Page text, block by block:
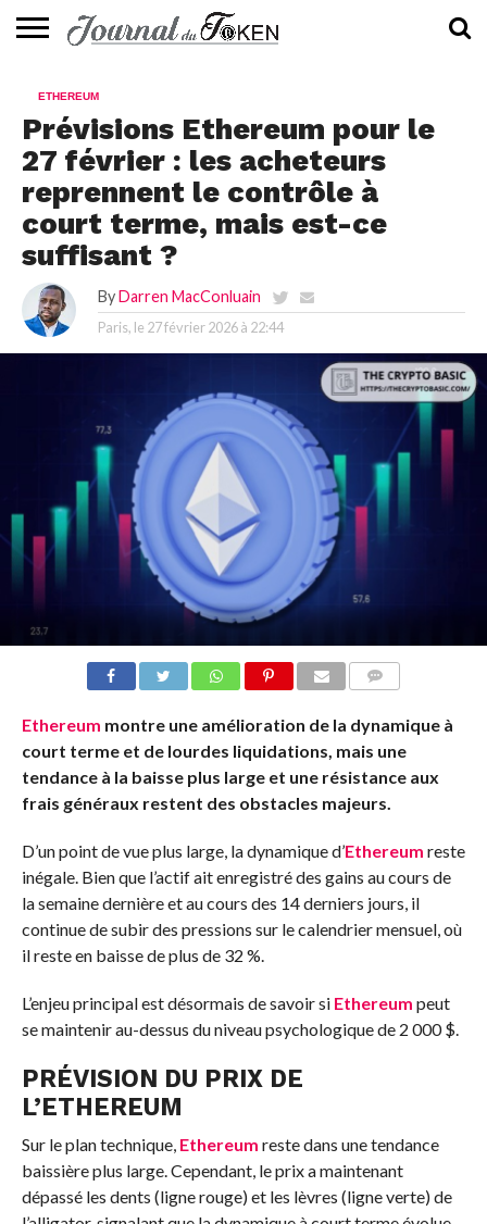
📰
EVALUATION
GUIDE
TENDANCES
À
CONTACTEZ-
ETHEREUM
Prévisions Ethereum pour le
27 février : les acheteurs
reprennent le contrôle à
court terme, mais est-ce
suffisant ?
By Darren MacConluain
Paris, le 27 février 2026 à 22:44
Ethereum montre une amélioration de la dynamique à
court terme et de lourdes liquidations, mais une
tendance à la baisse plus large et une résistance aux
frais généraux restent des obstacles majeurs.
D’un point de vue plus large, la dynamique d’Ethereum reste
inégale. Bien que l’actif ait enregistré des gains au cours de
la semaine dernière et au cours des 14 derniers jours, il
continue de subir des pressions sur le calendrier mensuel, où
il reste en baisse de plus de 32 %.
L’enjeu principal est désormais de savoir si Ethereum peut
se maintenir au-dessus du niveau psychologique de 2 000 $.
PRÉVISION DU PRIX DE
L’ETHEREUM
Sur le plan technique, Ethereum reste dans une tendance
baissière plus large. Cependant, le prix a maintenant
dépassé les dents (ligne rouge) et les lèvres (ligne verte) de